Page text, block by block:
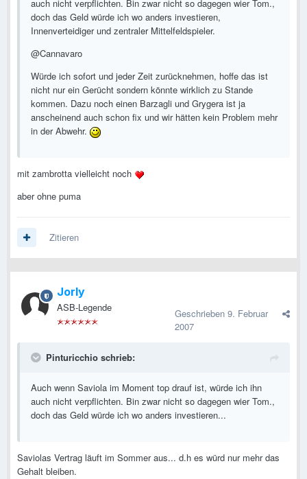
auch nicht verpflichten. Bin zwar nicht so dagegen wier Tom.,
doch das Geld würde ich wo anders investieren,
Innenverteidiger und zentraler Mittelfeldspieler.
@Cannavaro
Würde ich sofort und jeder Zeit zurücknehmen, hoffe das ist
nicht nur ein Gerücht sondern könnte wirklich zu Stande
kommen. Dazu noch einen Barzagli und Grygera ist ja
anscheinend auch schon fix und wir hätten kein Problem mehr
in der Abwehr.
mit zambrotta vielleicht noch
aber ohne puma
Zitieren
Jorly
ASB-Legende Geschrieben 9. Februar
2007
Pinturicchio schrieb:
Auch wenn Saviola im Moment top drauf ist, würde ich ihn
auch nicht verpflichten. Bin zwar nicht so dagegen wier Tom.,
doch das Geld würde ich wo anders investieren...
Saviolas Vertrag läuft im Sommer aus... d.h es würd nur mehr das
Gehalt bleiben.